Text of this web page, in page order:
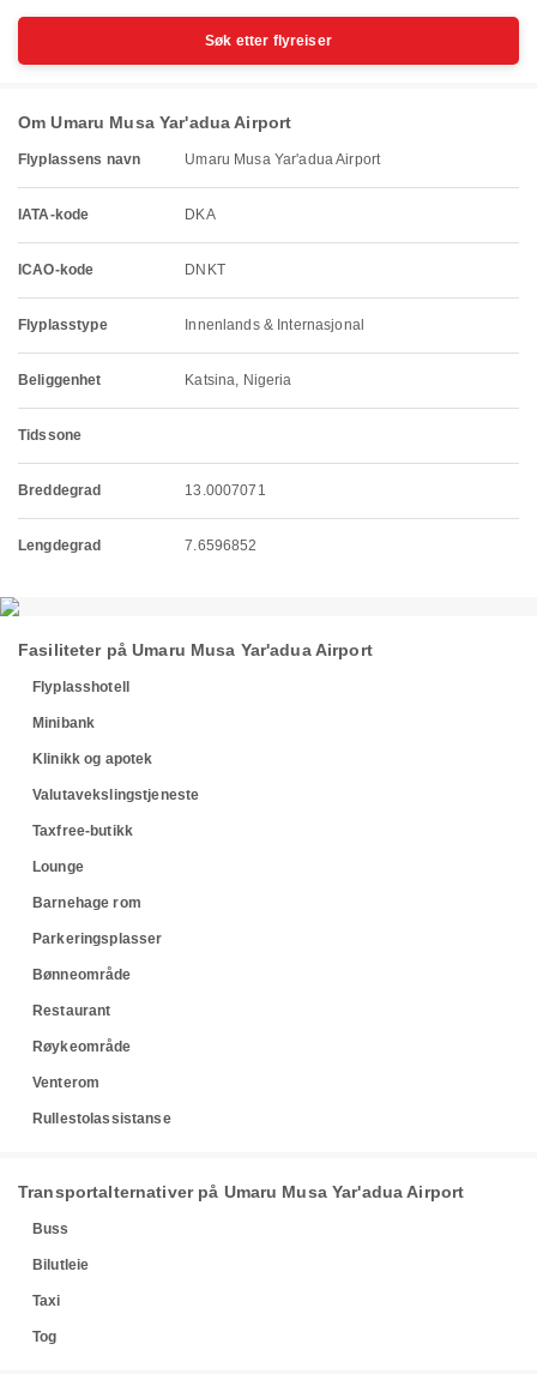
Søk etter flyreiser
Om Umaru Musa Yar'adua Airport
Flyplassens navn Umaru Musa Yar'adua Airport
IATA-kode DKA
ICAO-kode DNKT
Flyplasstype Innenlands & Internasjonal
Beliggenhet Katsina, Nigeria
Tidssone
Breddegrad 13.0007071
Lengdegrad 7.6596852
Fasiliteter på Umaru Musa Yar'adua Airport
Flyplasshotell
Minibank
Klinikk og apotek
Valutavekslingstjeneste
Taxfree-butikk
Lounge
Barnehage rom
Parkeringsplasser
Bønneområde
Restaurant
Røykeområde
Venterom
Rullestolassistanse
Transportalternativer på Umaru Musa Yar'adua Airport
Buss
Bilutleie
Taxi
Tog